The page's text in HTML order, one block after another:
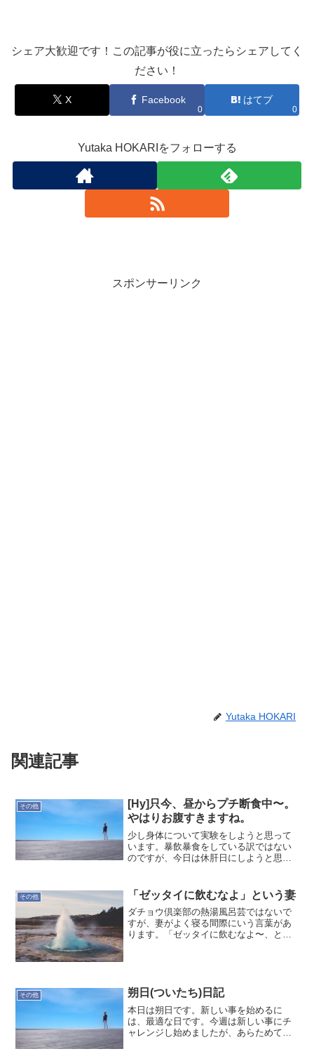
シェア大歓迎です！この記事が役に立ったらシェアしてく
ださい！
X Facebook
0
はてブ
0
Yutaka HOKARIをフォローする
スポンサーリンク
Yutaka HOKARI
関連記事
その他
[Hy]只今、昼からプチ断食中〜。
やはりお腹すきますね。
少し身体について実験をしようと思って
います。暴飲暴食をしている訳ではない
のですが、今日は休肝日にしようと思っ
はありますが、多少は身体の疲れも癒せ
ますかね。あとは明日の...
その他 「ゼッタイに飲むなよ」という妻
ダチョウ倶楽部の熱湯風呂芸ではないで
すが、妻がよく寝る間際にいう言葉があ
ります。「ゼッタイに飲むなよ〜、とっ
その他 朔日(ついたち)日記
本日は朔日です。新しい事を始めるに
は、最適な日です。今週は新しい事にチ
ャレンジし始めましたが、あらためてス